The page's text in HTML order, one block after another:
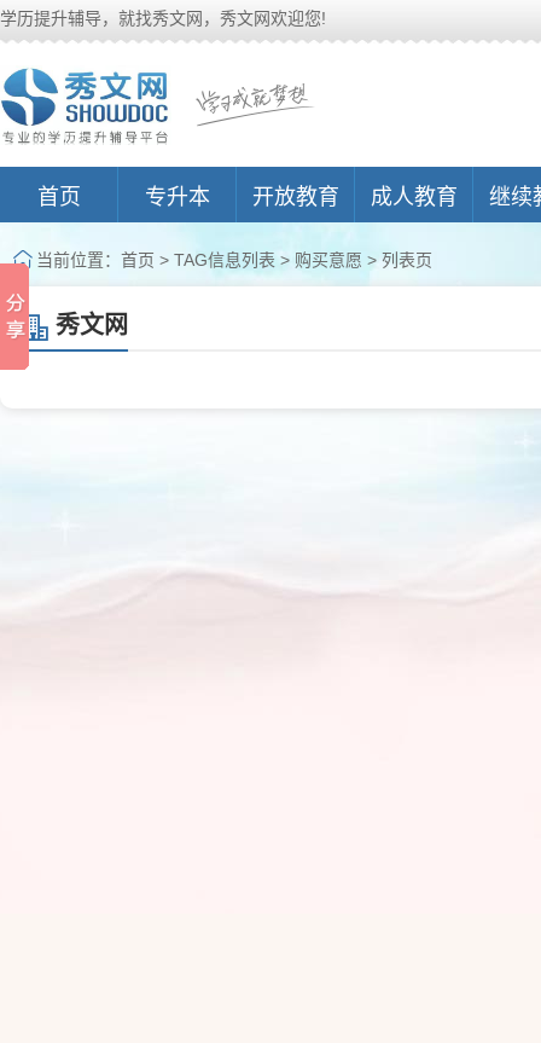
学历提升辅导，就找秀文网，秀文网欢迎您!
首页 专升本 开放教育 成人教育 继续
当前位置： 首页 > TAG信息列表 > 购买意愿 > 列表页
秀文网